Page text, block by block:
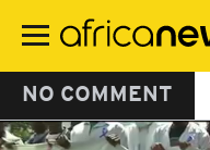
contenu
NO COMMENT